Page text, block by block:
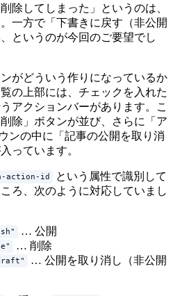
除してしまった」というのは、
一方で「下書きに戻す（非公開
というのが今回のご要望でし
がどういう作りになっているか
の上部には、チェックを入れた
アクションバーがあります。こ
除」ボタンが並び、さらに「ア
ンの中に「記事の公開を取り消
っています。
action-id
という属性で識別して
ろ、次のように対応していまし
… 公開
… 削除
… 公開を取り消し（非公開